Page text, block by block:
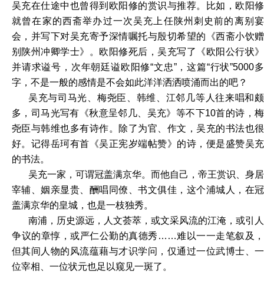
吴充在仕途中也曾得到欧阳修的赏识与推荐。比如，欧阳修
就曾在家的西斋举办过一次吴充上任陕州刺史前的离别宴
会，并写下对吴充寄予深情嘱托与殷切希望的《西斋小饮赠
别陕州冲卿学士》。欧阳修死后，吴充写了《欧阳公行状》
并请求谥号，次年朝廷谥欧阳修“文忠”，这篇“行状”5000多
字，不是一般的感情是不会如此洋洋洒洒喷涌而出的吧？
吴充与司马光、梅尧臣、韩维、江邻几等人往来唱和颇
多，司马光写有《秋意呈邻几、吴充》等不下10首的诗，梅
尧臣与韩维也多有诗作。除了为官、作文，吴充的书法也很
好。记得岳珂有首《吴正宪岁端帖赞》的诗，便是盛赞吴充
的书法。
吴充一家，可谓冠盖满京华。而他自己，帝王赏识、身居
宰辅、姻亲显贵、酬唱同僚、书文俱佳，这个浦城人，在冠
盖满京华的皇城，也是一枝独秀。
南浦，历史源远，人文荟萃，或文采风流的江淹，或引人
争议的章惇，或严仁公勤的真德秀……难以一一走笔叙及，
但其间人物的风流蕴藉与才识学问，仅通过一位武博士、一
位宰相、一位状元也足以窥见一斑了。